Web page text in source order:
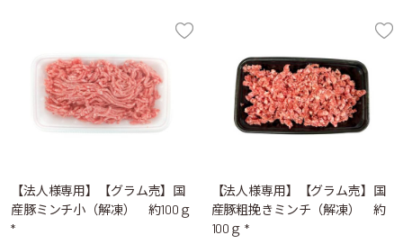
【法人様専用】【グラム売】国
産豚ミンチ小（解凍） 約100ｇ
*
【法人様専用】【グラム売】国
産豚粗挽きミンチ（解凍） 約
100ｇ *